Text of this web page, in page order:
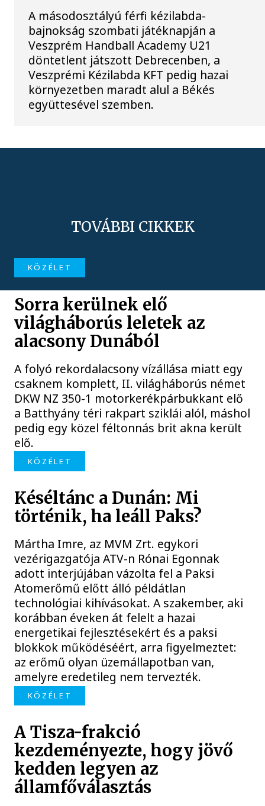
A másodosztályú férfi kézilabda-
bajnokság szombati játéknapján a
Veszprém Handball Academy U21
döntetlent játszott Debrecenben, a
Veszprémi Kézilabda KFT pedig hazai
környezetben maradt alul a Békés
együttesével szemben.
TOVÁBBI CIKKEK
KÖZÉLET
Sorra kerülnek elő
világháborús leletek az
alacsony Dunából
A folyó rekordalacsony vízállása miatt egy
csaknem komplett, II. világháborús német
DKW NZ 350-1 motorkerékpárbukkant elő
a Batthyány téri rakpart sziklái alól, máshol
pedig egy közel féltonnás brit akna került
elő.
KÖZÉLET
Késéltánc a Dunán: Mi
történik, ha leáll Paks?
Mártha Imre, az MVM Zrt. egykori
vezérigazgatója ATV-n Rónai Egonnak
adott interjújában vázolta fel a Paksi
Atomerőmű előtt álló példátlan
technológiai kihívásokat. A szakember, aki
korábban éveken át felelt a hazai
energetikai fejlesztésekért és a paksi
blokkok működéséért, arra figyelmeztet:
az erőmű olyan üzemállapotban van,
amelyre eredetileg nem tervezték.
KÖZÉLET
A Tisza-frakció
kezdeményezte, hogy jövő
kedden legyen az
államfőválasztás